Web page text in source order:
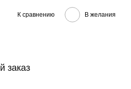
К сравнению В желания
заказ